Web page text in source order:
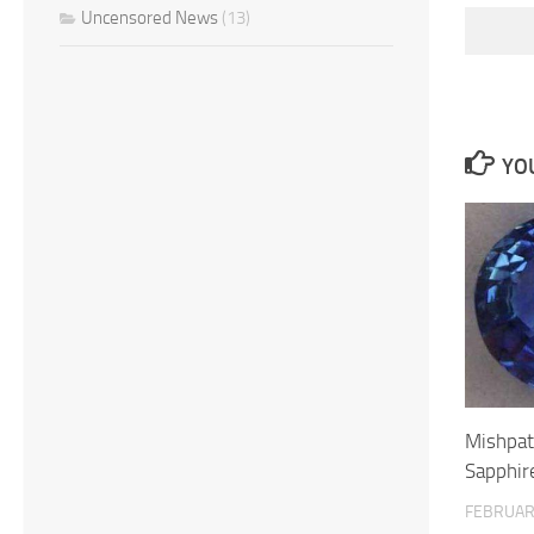
Uncensored News (13)